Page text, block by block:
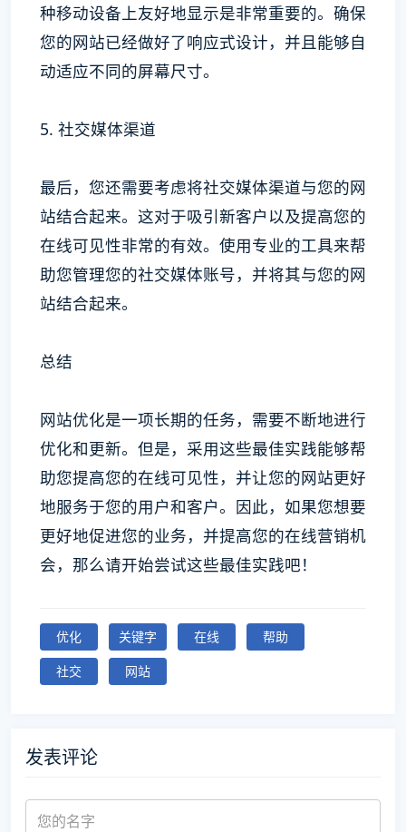
种移动设备上友好地显示是非常重要的。确保
您的网站已经做好了响应式设计，并且能够自
动适应不同的屏幕尺寸。
5. 社交媒体渠道
最后，您还需要考虑将社交媒体渠道与您的网
站结合起来。这对于吸引新客户以及提高您的
在线可见性非常的有效。使用专业的工具来帮
助您管理您的社交媒体账号，并将其与您的网
站结合起来。
总结
网站优化是一项长期的任务，需要不断地进行
优化和更新。但是，采用这些最佳实践能够帮
助您提高您的在线可见性，并让您的网站更好
地服务于您的用户和客户。因此，如果您想要
更好地促进您的业务，并提高您的在线营销机
会，那么请开始尝试这些最佳实践吧！
优化 关键字 在线
帮助
社交
网站
发表评论